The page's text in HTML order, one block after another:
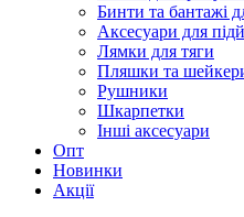
Бинти та бантажі
Аксесуари для
Лямки для тяги
Пляшки та
Рушники
Шкарпетки
Інші аксесуари
Опт
Новинки
Акції